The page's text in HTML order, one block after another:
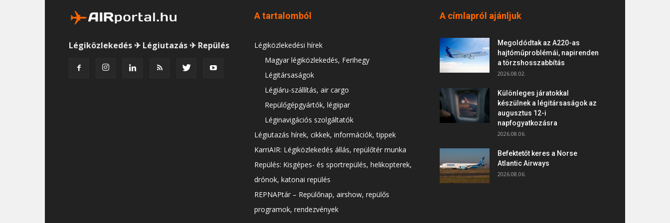
Légiközlekedés ✈ Légiutazás ✈ Repülés
A tartalomból
Légiközlekedési hírek
Magyar légiközlekedés, Ferihegy
Légitársaságok
Légiáru-szállítás, air cargo
Repülőgépgyártók, légiipar
Léginavigációs szolgáltatók
Légiutazás hírek, cikkek, információk, tippek
KarriAIR: Légiközlekedés állás, repülőtér munka
Repülés: Kisgépes- és sportrepülés, helikopterek,
drónok, katonai repülés
REPNAPtár – Repülőnap, airshow, repülős
programok, rendezvények
A címlapról ajánljuk
Megoldódtak az A220-as
hajtóműproblémái, napirenden
a törzshosszabbítás
2026.08.02.
Különleges járatokkal
készülnek a légitársaságok az
augusztus 12-i
napfogyatkozásra
2026.08.06.
Befektetőt keres a Norse
Atlantic Airways
2026.08.06.